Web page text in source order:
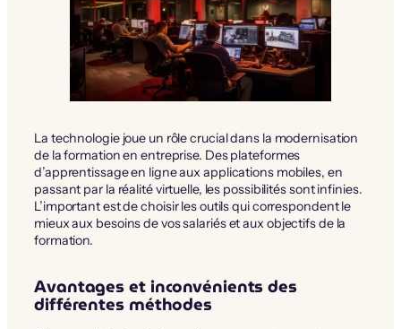
La technologie joue un rôle crucial dans la modernisation
de la formation en entreprise. Des plateformes
d’apprentissage en ligne aux applications mobiles, en
passant par la réalité virtuelle, les possibilités sont infinies.
L’important est de choisir les outils qui correspondent le
mieux aux besoins de vos salariés et aux objectifs de la
formation.
Avantages et inconvénients des
différentes méthodes